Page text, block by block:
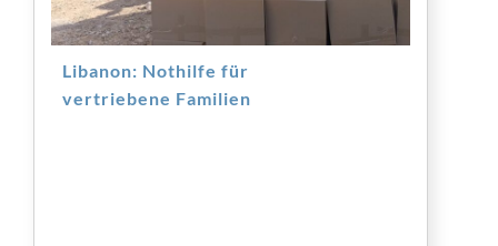
Libanon: Nothilfe für
vertriebene Familien